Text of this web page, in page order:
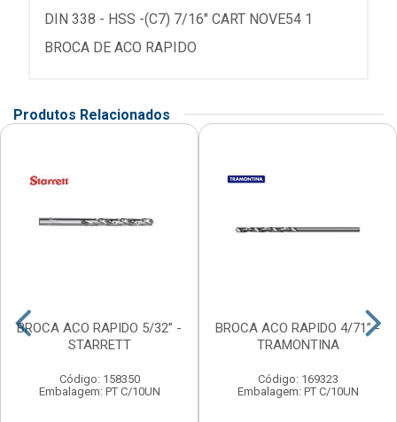
DIN 338 - HSS -(C7) 7/16" CART NOVE54 1
BROCA DE ACO RAPIDO
Produtos Relacionados
BROCA ACO RAPIDO 5/32” -
STARRETT
Código: 158350
Embalagem: PT C/10UN
BROCA ACO RAPIDO 4/71” -
TRAMONTINA
Código: 169323
Embalagem: PT C/10UN